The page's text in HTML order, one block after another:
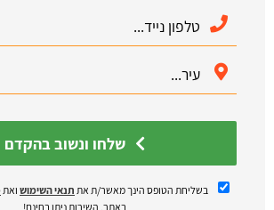
בשליחת הטופס הינך מאשר/ת את תנאי השימוש ואת
באתר. השירות ניתן בחינם!